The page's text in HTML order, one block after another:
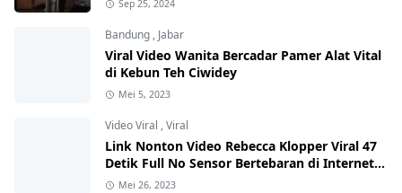
Sep 25, 2024
Bandung , Jabar
Viral Video Wanita Bercadar Pamer Alat Vital
di Kebun Teh Ciwidey
Mei 5, 2023
Video Viral ,Viral
Link Nonton Video Rebecca Klopper Viral 47
Detik Full No Sensor Bertebaran di Internet,
Hati-Hati Phising!
Mei 26, 2023